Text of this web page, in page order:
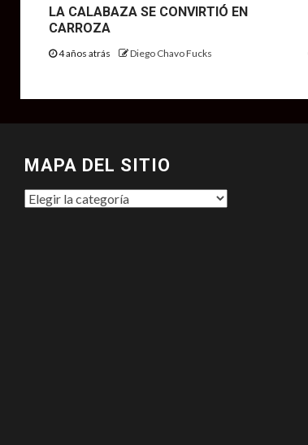
LA CALABAZA SE CONVIRTIÓ EN
CARROZA
4 años atrás Diego Chavo Fucks
MAPA DEL SITIO
MAPA